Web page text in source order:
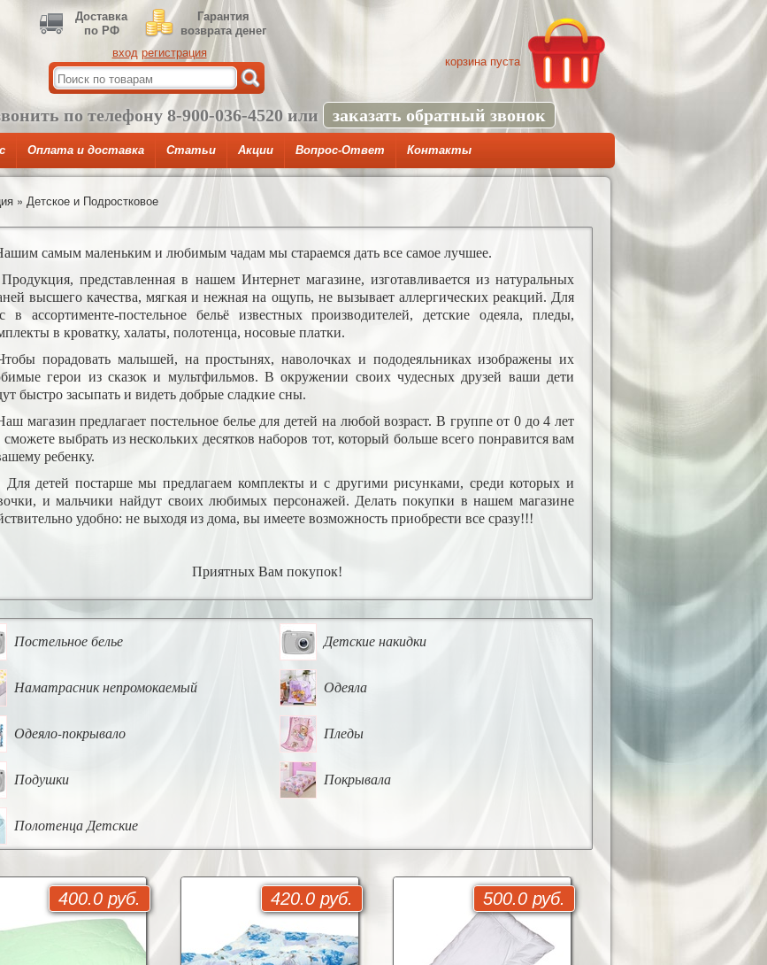
вход регистрация
корзина пуста
по телефону 8-900-036-4520 или заказать обратный звонок
Доставка
по РФ
Гарантия
возврата денег
Оплата и доставка Статьи Акции Вопрос-Ответ Контакты
» Детское и Подростковое
самым маленьким и любимым чадам мы стараемся дать все самое лучшее.
представленная в нашем Интернет магазине, изготавливается из натуральных
высшего качества, мягкая и нежная на ощупь, не вызывает аллергических реакций. Для
в ассортименте-постельное бельё известных производителей, детские одеяла, пледы,
в кроватку, халаты, полотенца, носовые платки.
порадовать малышей, на простынях, наволочках и пододеяльниках изображены их
герои из сказок и мультфильмов. В окружении своих чудесных друзей ваши дети
быстро засыпать и видеть добрые сладкие сны.
магазин предлагает постельное белье для детей на любой возраст. В группе от 0 до 4 лет
выбрать из нескольких десятков наборов тот, который больше всего понравится вам
ребенку.
детей постарше мы предлагаем комплекты и с другими рисунками, среди которых и
и мальчики найдут своих любимых персонажей. Делать покупки в нашем магазине
удобно: не выходя из дома, вы имеете возможность приобрести все сразу!!!
Вам покупок!
Постельное белье Детские накидки
Наматрасник непромокаемый Одеяла
Одеяло-покрывало Пледы
Подушки Покрывала
Полотенца Детские
400.0 руб. 420.0 руб. 500.0 руб.